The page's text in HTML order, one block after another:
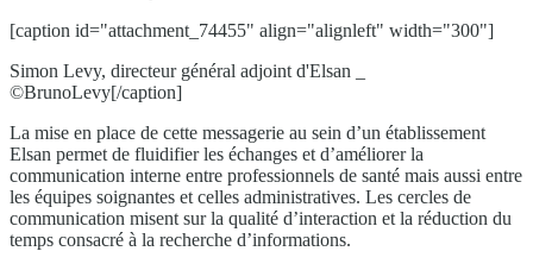
[caption id="attachment_74455" align="alignleft" width="300"]
Simon Levy, directeur général adjoint d'Elsan _
©BrunoLevy[/caption]
La mise en place de cette messagerie au sein d’un établissement
Elsan permet de fluidifier les échanges et d’améliorer la
communication interne entre professionnels de santé mais aussi entre
les équipes soignantes et celles administratives. Les cercles de
communication misent sur la qualité d’interaction et la réduction du
temps consacré à la recherche d’informations.